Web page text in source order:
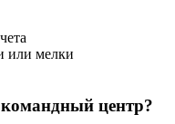
или мелки
центр?